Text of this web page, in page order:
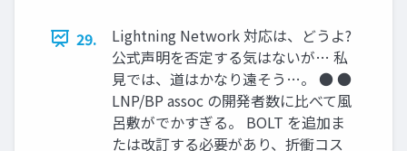
29.
Lightning Network 対応は、どうよ?
公式声明を否定する気はないが… 私
見では、道はかなり遠そう…。 ● ●
LNP/BP assoc の開発者数に比べて風
呂敷がでかすぎる。 BOLT を追加ま
たは改訂する必要があり、折衝コス